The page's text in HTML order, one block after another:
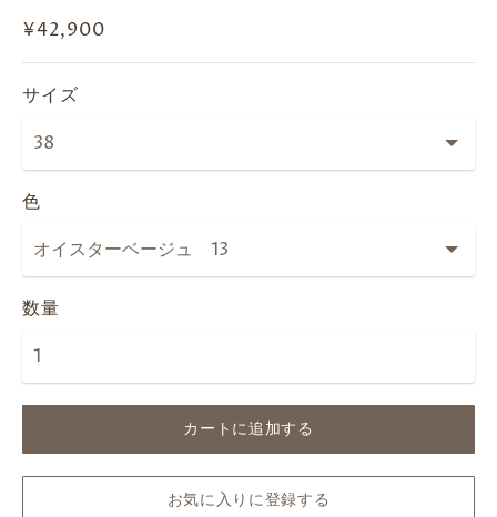
¥42,900
サイズ
色
数量
カートに追加する
お気に入りに登録する